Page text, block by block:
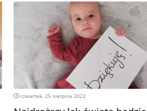
czwartek, 25 sierpnia 2022